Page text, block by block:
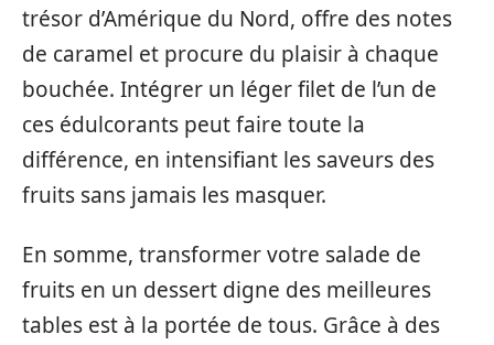
trésor d’Amérique du Nord, offre des notes
de caramel et procure du plaisir à chaque
bouchée. Intégrer un léger filet de l’un de
ces édulcorants peut faire toute la
différence, en intensifiant les saveurs des
fruits sans jamais les masquer.
En somme, transformer votre salade de
fruits en un dessert digne des meilleures
tables est à la portée de tous. Grâce à des